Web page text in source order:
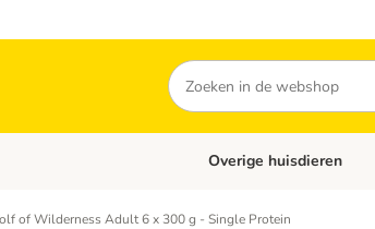
Zoeken
Honden Open categoriemenu: Katten
Overige huisdieren
of Wilderness Adult 6 x 300 g - Single Protein